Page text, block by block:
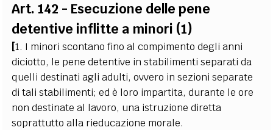
Art. 142 - Esecuzione delle pene
detentive inflitte a minori (1)
[1. I minori scontano fino al compimento degli anni
diciotto, le pene detentive in stabilimenti separati da
quelli destinati agli adulti, ovvero in sezioni separate
di tali stabilimenti; ed è loro impartita, durante le ore
non destinate al lavoro, una istruzione diretta
soprattutto alla rieducazione morale.